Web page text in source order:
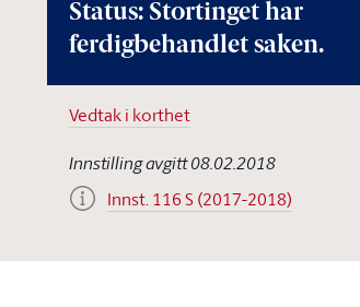
Status: Stortinget har
ferdigbehandlet saken.
Vedtak i korthet
Innstilling avgitt 08.02.2018
Innst. 116 S (2017-2018)